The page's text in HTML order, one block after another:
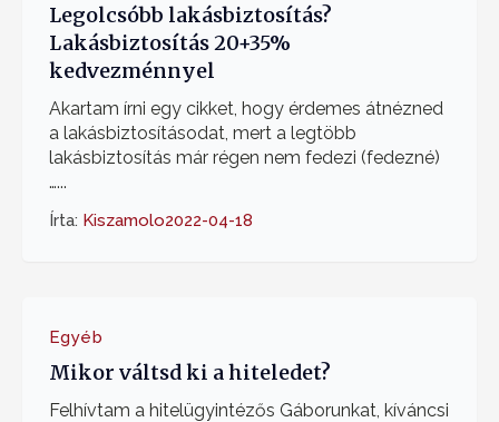
Legolcsóbb lakásbiztosítás?
Lakásbiztosítás 20+35%
kedvezménnyel
Akartam írni egy cikket, hogy érdemes átnézned
a lakásbiztosításodat, mert a legtöbb
lakásbiztosítás már régen nem fedezi (fedezné)
…...
Írta: Kiszamolo2022-04-18
Egyéb
Mikor váltsd ki a hiteledet?
Felhívtam a hitelügyintézős Gáborunkat, kíváncsi